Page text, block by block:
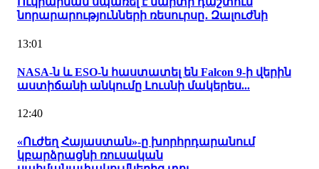
նորարարությունների ռեսուրսը․ Զալուժնի
13:01
NASA-ն և ESO-ն հաստատել են Falcon 9-ի վերին
աստիճանի անկումը Լուսնի մակերես...
12:40
«Ուժեղ Հայաստան»-ը խորհրդարանում
կբարձրացնի ռուսական